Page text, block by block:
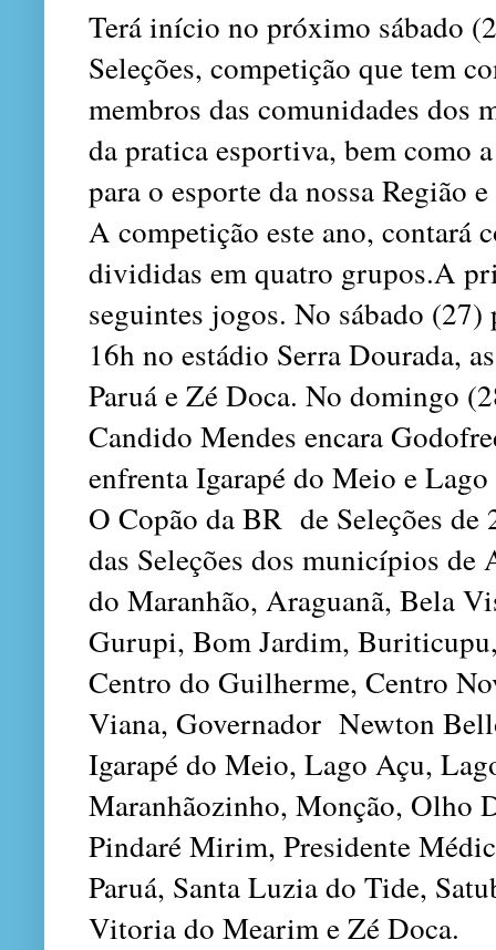
Terá início no próximo sábado
Seleções, competição que tem
membros das comunidades dos
da pratica esportiva, bem como
para o esporte da nossa Região
A competição este ano, contará
divididas em quatro grupos.A
seguintes jogos. No sábado
16h no estádio Serra Dourada,
Paruá e Zé Doca. No domingo
Candido Mendes encara
enfrenta Igarapé do Meio e
O Copão da BR de Seleções
das Seleções dos municípios
do Maranhão, Araguanã, Bela
Gurupi, Bom Jardim,
Centro do Guilherme, Centro
Viana, Governador Newton
Igarapé do Meio, Lago Açu,
Maranhãozinho, Monção, Olho
Pindaré Mirim, Presidente
Paruá, Santa Luzia do Tide,
Vitoria do Mearim e Zé Doca.